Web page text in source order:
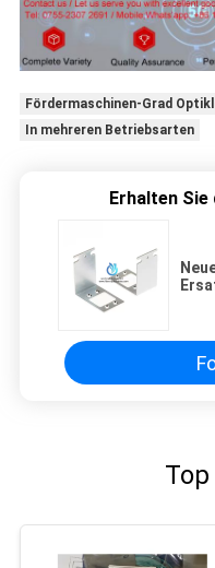
Fördermaschinen-Grad
In mehreren Betriebsarten
Erhalten